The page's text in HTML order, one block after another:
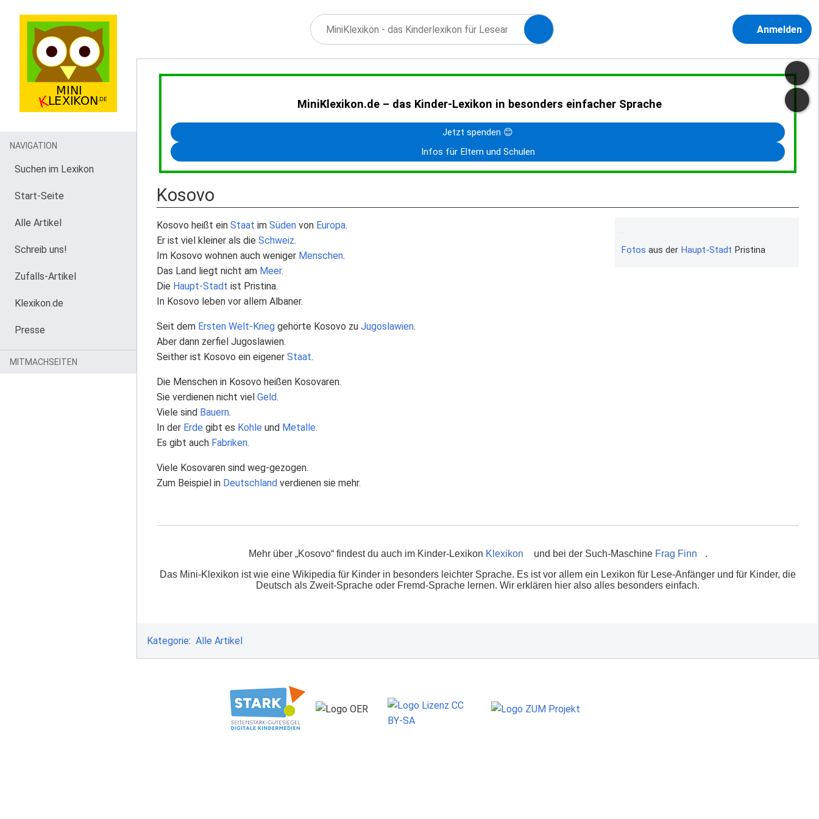
Anmelden
MiniKlexikon.de – das Kinder-Lexikon in besonders einfacher Sprache
Jetzt spenden 😊
Infos für Eltern und Schulen
Kosovo
Fotos aus der Haupt-Stadt Pristina
Kosovo heißt ein Staat im Süden von Europa.
Er ist viel kleiner als die Schweiz.
Im Kosovo wohnen auch weniger Menschen.
Das Land liegt nicht am Meer.
Die Haupt-Stadt ist Pristina.
In Kosovo leben vor allem Albaner.
Seit dem Ersten Welt-Krieg gehörte Kosovo zu Jugoslawien.
Aber dann zerfiel Jugoslawien.
Seither ist Kosovo ein eigener Staat.
Die Menschen in Kosovo heißen Kosovaren.
Sie verdienen nicht viel Geld.
Viele sind Bauern.
In der Erde gibt es Kohle und Metalle.
Es gibt auch Fabriken.
Viele Kosovaren sind weg-gezogen.
Zum Beispiel in Deutschland verdienen sie mehr.
Mehr über „Kosovo“ findest du auch im Kinder-Lexikon Klexikon und bei der Such-Maschine Frag Finn
.
Das Mini-Klexikon ist wie eine Wikipedia für Kinder in besonders leichter Sprache. Es ist vor allem ein Lexikon für Lese-Anfänger und für Kinder, die
Deutsch als Zweit-Sprache oder Fremd-Sprache lernen. Wir erklären hier also alles besonders einfach.
Kategorie: Alle Artikel
NAVIGATION
Suchen im Lexikon
Start-Seite
Alle Artikel
Schreib uns!
Zufalls-Artikel
Klexikon.de
Presse
MITMACHSEITEN